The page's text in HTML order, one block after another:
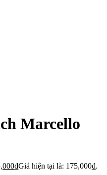
Marcello
₫Giá hiện tại là: 175,000₫.